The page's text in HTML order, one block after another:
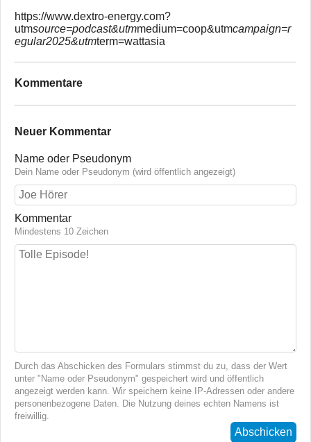
https://www.dextro-energy.com?
utmsource=podcast&utmmedium=coop&utmcampaign=r
egular2025&utmterm=wattasia
Kommentare
Neuer Kommentar
Name oder Pseudonym
Dein Name oder Pseudonym (wird öffentlich angezeigt)
Kommentar
Mindestens 10 Zeichen
Durch das Abschicken des Formulars stimmst du zu, dass der Wert
unter "Name oder Pseudonym" gespeichert wird und öffentlich
angezeigt werden kann. Wir speichern keine IP-Adressen oder andere
personenbezogene Daten. Die Nutzung deines echten Namens ist
freiwillig.
Abschicken